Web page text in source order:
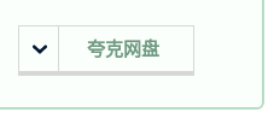
夸克网盘